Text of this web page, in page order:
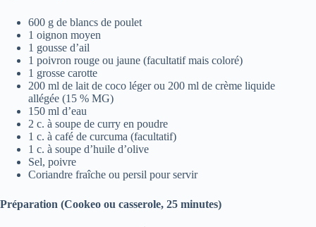
600 g de blancs de poulet
1 oignon moyen
1 gousse d’ail
1 poivron rouge ou jaune (facultatif mais coloré)
1 grosse carotte
200 ml de lait de coco léger ou 200 ml de crème liquide
allégée (15 % MG)
150 ml d’eau
2 c. à soupe de curry en poudre
1 c. à café de curcuma (facultatif)
1 c. à soupe d’huile d’olive
Sel, poivre
Coriandre fraîche ou persil pour servir
Préparation (Cookeo ou casserole, 25 minutes)